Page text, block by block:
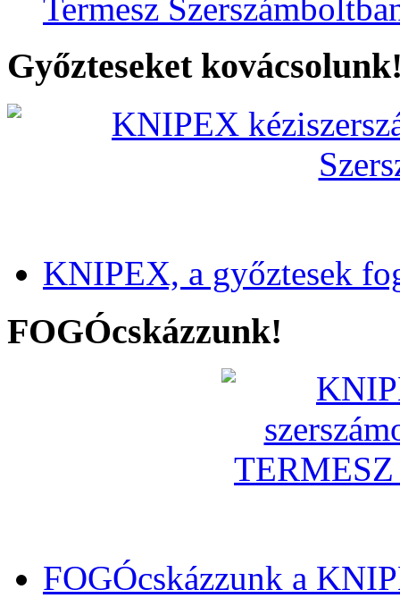
Termesz
Győzteseket
KNIPEX, a győztesek
FOGÓcskázzunk!
FOGÓcskázzunk a